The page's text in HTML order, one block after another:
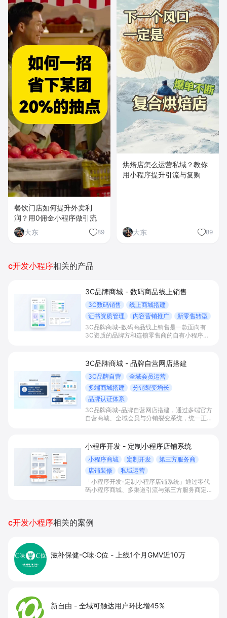
餐饮门店如何提升外卖利
润？用0佣金小程序做引流
大东
89
烘焙店怎么运营私域？教你
用小程序提升引流与复购
大东 89
c开发小程序相关的产品
3C品牌商城 - 数码商品线上销售
3C数码销售
线上商城搭建
证书资质管理
内容营销推广
新零售转型
3C品牌商城-数码商品线上销售是一款面向有
3C资质的品牌方和连锁零售商的自有小程序商
速搭建数码商城、提升年轻客群转化并完成线上
线下一体化经营。
3C品牌商城 - 品牌自营网店搭建
3C品牌自营
全域会员运营
多端商城搭建
分销裂变增长
品牌认证体系
3C品牌商城-品牌自营网店搭建，通过多端官方
自营商城、全域会员与分销裂变系统，统一正品
小程序开发 - 定制小程序店铺系统
小程序商城 定制开发
第三方服务商
店铺装修
私域运营
「小程序开发-定制小程序店铺系统」通过零代
码小程序商城、多渠道引流与第三方服务商定制
增长。
c开发小程序相关的案例
滋补保健-C味·C位 - 上线1个月GMV近10万
新自由 - 全域可触达用户环比增45%